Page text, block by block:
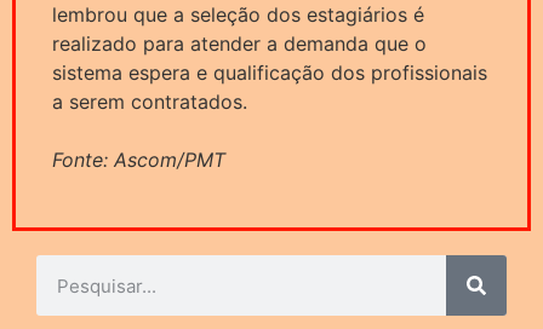
lembrou que a seleção dos estagiários é
realizado para atender a demanda que o
sistema espera e qualificação dos profissionais
a serem contratados.
Fonte: Ascom/PMT